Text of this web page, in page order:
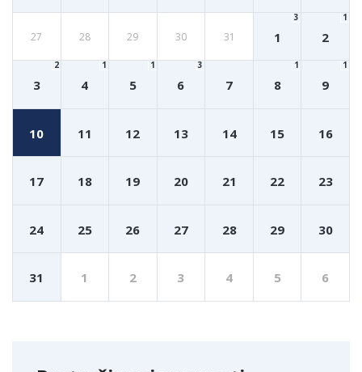
27 28 29 30 31 1
3
2
1
3
2
4
1
5
1
6
3
7 8
1
9
1
10 11 12 13 14 15 16
17 18 19 20 21 22 23
24 25 26 27 28 29 30
31 1 2 3 4 5 6